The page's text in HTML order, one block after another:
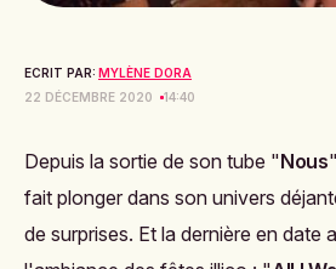
ECRIT PAR: MYLÈNE DORA
22 DÉCEMBRE 2020
14:40
Depuis la sortie de son tube "Nous
fait plonger dans son univers
de surprises. Et la dernière en date